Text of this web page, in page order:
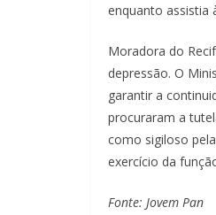
enquanto assistia
Moradora do
depressão. O
garantir a
procuraram a
como sigiloso
exercício da
Fonte: Jovem Pan